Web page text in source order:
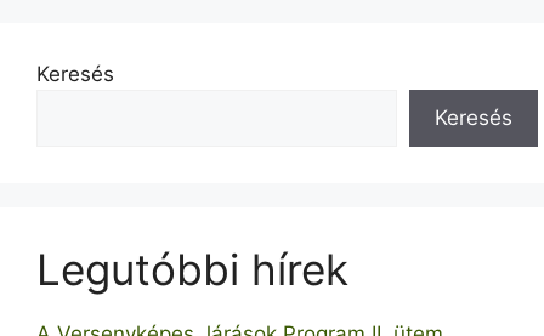
Keresés
Keresés
Legutóbbi hírek